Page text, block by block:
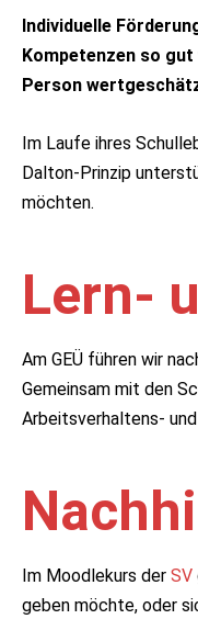
Individuelle
Kompetenzen so
Person
Im Laufe ihres
Dalton-Prinzip
möchten.
Lern-
Am GEÜ führen wir
Gemeinsam mit den
Arbeitsverhaltens-
Im Moodlekurs der SV
geben möchte, oder